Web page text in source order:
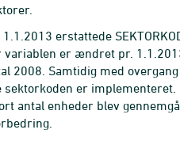
1.1.2013 erstattede
er ændret pr.
2008. Samtidig med
er
antal enheder blev